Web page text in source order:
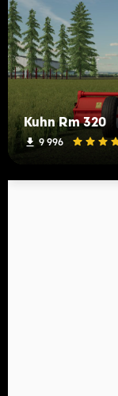
Kuhn Rm 320
9 996